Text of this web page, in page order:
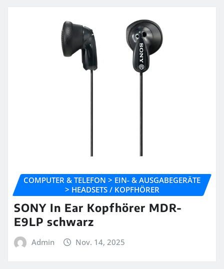
COMPUTER & TELEFON > EIN- & AUSGABEGERÄTE
> HEADSETS / KOPFHÖRER
SONY In Ear Kopfhörer MDR-
E9LP schwarz
Admin Nov. 14, 2025